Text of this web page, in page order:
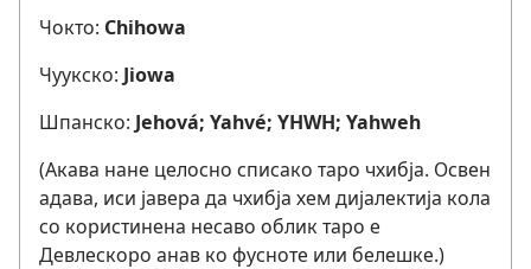
Чокто: Chihowa
Чуукско: Jiowa
Шпанско: Jehová; Yahvé; YHWH; Yahweh
(Акава нане целосно списако таро чхибја. Освен
адава, иси јавера да чхибја хем дијалектија кола
со користинена несаво облик таро е
Девлескоро анав ко фусноте или белешке.)